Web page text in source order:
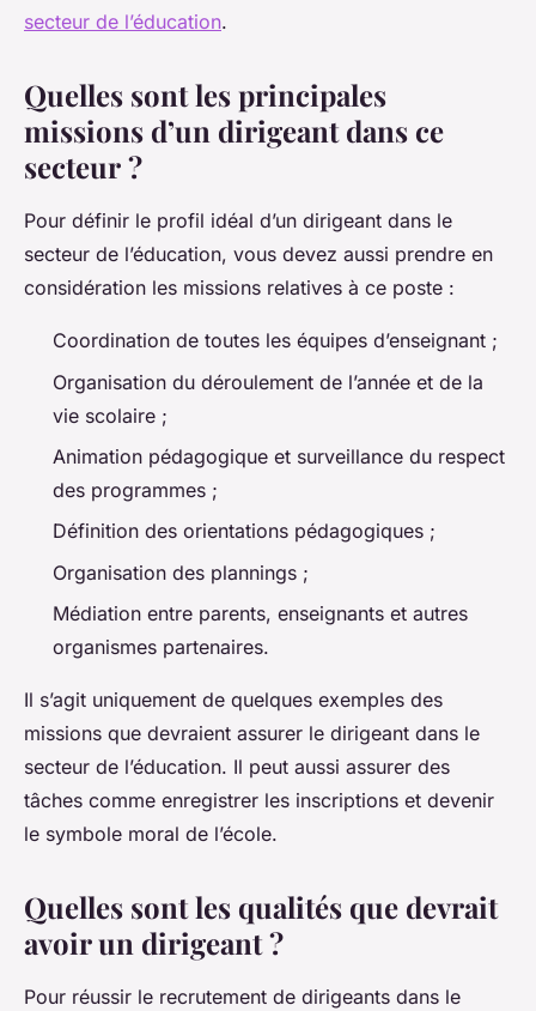
secteur de l’éducation.
Quelles sont les principales
missions d’un dirigeant dans ce
secteur ?
Pour définir le profil idéal d’un dirigeant dans le
secteur de l’éducation, vous devez aussi prendre en
considération les missions relatives à ce poste :
Coordination de toutes les équipes d’enseignant ;
Organisation du déroulement de l’année et de la
vie scolaire ;
Animation pédagogique et surveillance du respect
des programmes ;
Définition des orientations pédagogiques ;
Organisation des plannings ;
Médiation entre parents, enseignants et autres
organismes partenaires.
Il s’agit uniquement de quelques exemples des
missions que devraient assurer le dirigeant dans le
secteur de l’éducation. Il peut aussi assurer des
tâches comme enregistrer les inscriptions et devenir
le symbole moral de l’école.
Quelles sont les qualités que devrait
avoir un dirigeant ?
Pour réussir le recrutement de dirigeants dans le